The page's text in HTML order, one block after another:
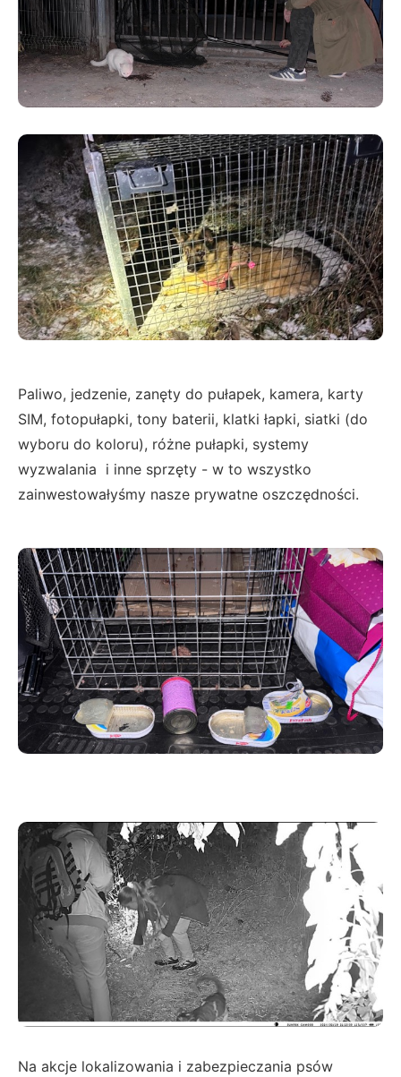
Paliwo, jedzenie, zanęty do pułapek, kamera, karty
SIM, fotopułapki, tony baterii, klatki łapki, siatki (do
wyboru do koloru), różne pułapki, systemy
wyzwalania i inne sprzęty - w to wszystko
zainwestowałyśmy nasze prywatne oszczędności.
Na akcje lokalizowania i zabezpieczania psów